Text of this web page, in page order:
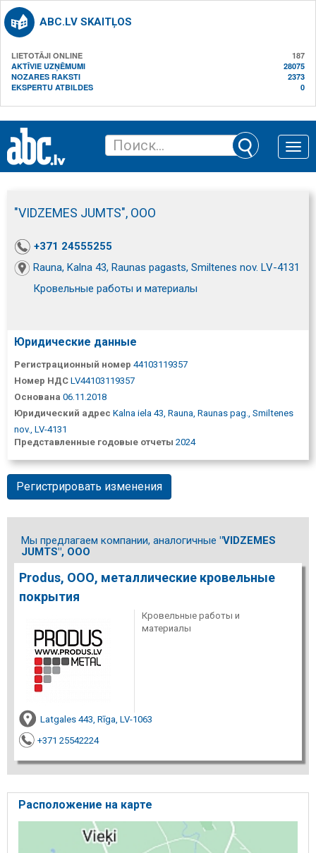
ABC.LV SKAITĻOS
LIETOTĀJI ONLINE
187
AKTĪVIE UZŅĒMUMI
28075
NOZARES RAKSTI
2373
EKSPERTU ATBILDES
0
Toggle
"VIDZEMES JUMTS", ООО
+371 24555255
Rauna, Kalna 43, Raunas pagasts, Smiltenes nov. LV-4131
Кровельные работы и материалы
Юридические данные
Регистрационный номер 44103119357
Номер НДС LV44103119357
Основана 06.11.2018
Юридический адрес Kalna iela 43, Rauna, Raunas pag., Smiltenes
nov., LV-4131
Представленные годовые отчеты 2024
Регистрировать изменения
Мы предлагаем компании, аналогичные "VIDZEMES
JUMTS", ООО
Produs, ООО, металлические кровельные
покрытия
Кровельные работы и
материалы
Latgales 443, Rīga, LV-1063
+371 25542224
Расположение на карте